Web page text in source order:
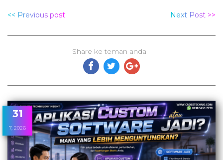
<< Previous post Next Post >>
Share ke teman anda
31
7, 2026